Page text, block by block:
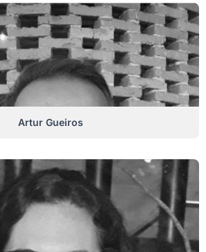
Artur Gueiros